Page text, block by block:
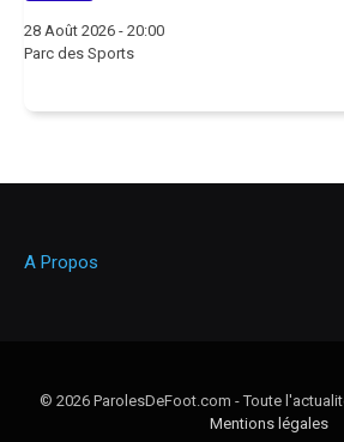
28 Août 2026 - 20:00
Parc des Sports
A Propos
© 2026 ParolesDeFoot.com - Toute
Mentions légales